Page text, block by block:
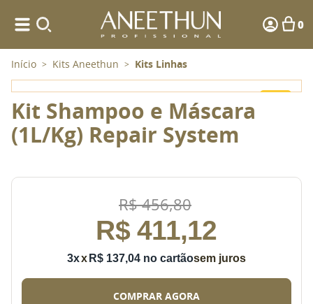
0
Início > Kits Aneethun > Kits Linhas
Kit Shampoo e Máscara
(1L/Kg) Repair System
R$ 456,80
R$ 411,12
3 x R$ 137,04 sem juros
COMPRAR AGORA